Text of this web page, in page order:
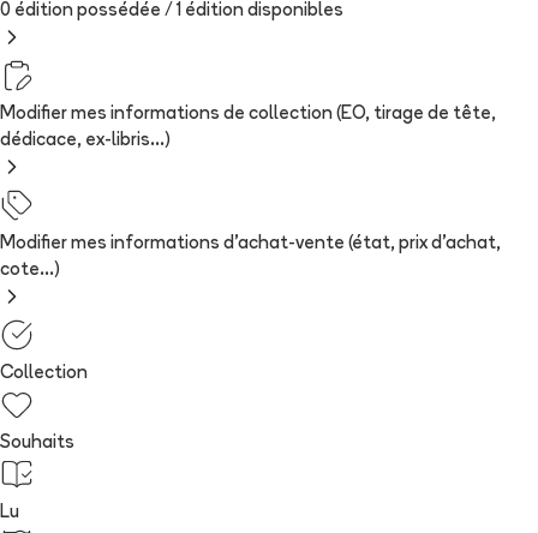
0 édition possédée / 1 édition disponibles
Modifier mes informations de collection (EO, tirage de tête,
dédicace, ex-libris...)
Modifier mes informations d'achat-vente (état, prix d'achat,
cote...)
Collection
Souhaits
Lu